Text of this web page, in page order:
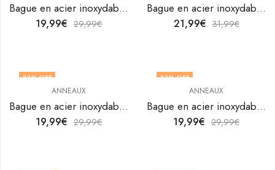
Bague en acier inoxydable plaqué or 18 carats de V&F Jewelers
19,99€ 29,99€
Bague en acier inoxydable plaqué or 18K avec des ailes par V&F Jewelers
21,99€ 31,99€
33% OFF
ANNEAUX
Bague en acier inoxydable plaqué or 18K avec doigt de crabe de V&F Jewelers
19,99€ 29,99€
33% OFF
ANNEAUX
Bague en acier inoxydable plaqué or 18K avec étoile de mer de V&F Jewelers
19,99€ 29,99€